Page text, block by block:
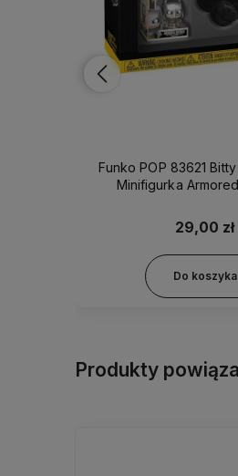
Funko POP 83621
Minifigurka
29,00 zł
Do koszyka
Produkty